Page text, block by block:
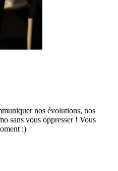
nos évolutions, nos
sans vous oppresser ! Vous
:)